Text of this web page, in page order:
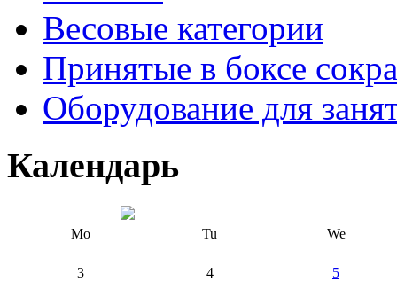
Весовые категории
Принятые в боксе
Оборудование для
Календарь
Mo Tu We
3 4
5